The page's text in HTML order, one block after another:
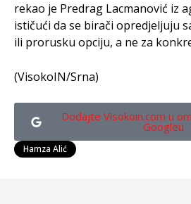
rekao je Predrag Lacmanović iz
ističući da se birači opredjeljuju
ili prorusku opciju, a ne za
(VisokoIN/Srna)
Dodajte Visokoin.com u
Googleu
Hamza Alić